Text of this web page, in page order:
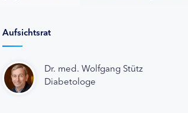
Aufsichtsrat
Dr. med. Wolfgang Stütz
Diabetologe